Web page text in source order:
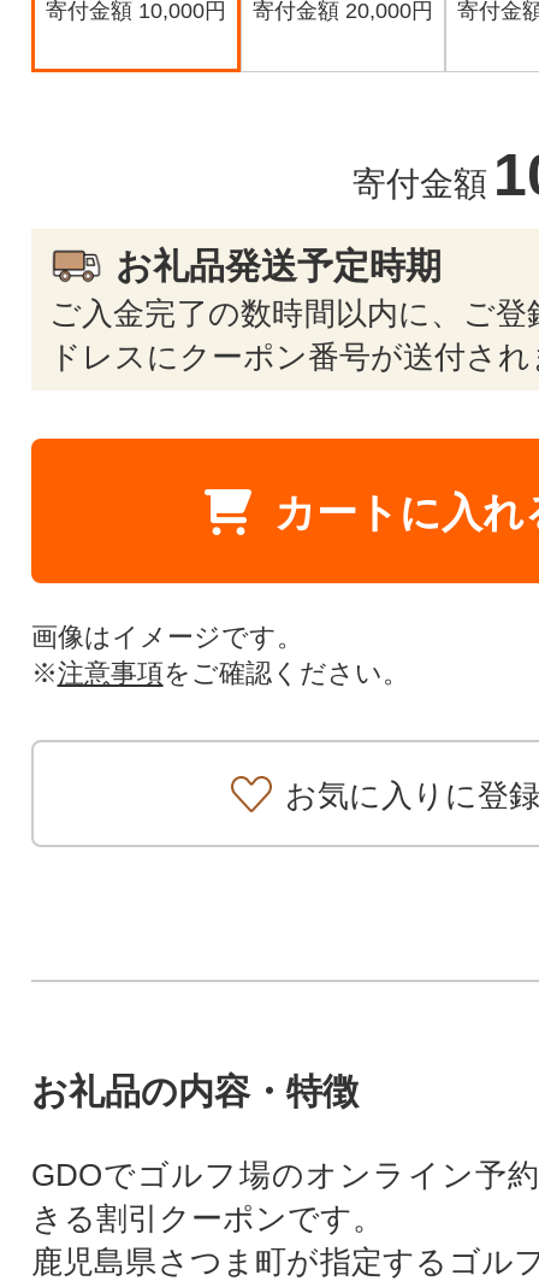
寄付金額 10,000円 寄付金額 20,000円 寄付金
寄付金額
お礼品発送予定時期
ご入金完了の数時間以内に、ご
ドレスにクーポン番号が送付さ
カートに入れ
画像はイメージです。
※注意事項をご確認ください。
お気に入りに登録
お礼品の内容・特徴
GDOでゴルフ場のオンライン予
きる割引クーポンです。
鹿児島県さつま町が指定するゴル